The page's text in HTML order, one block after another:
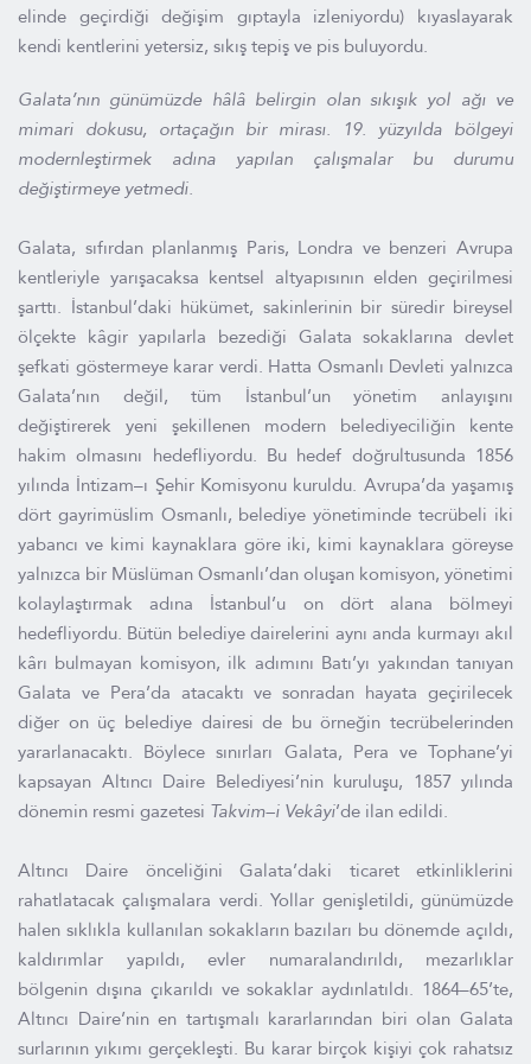
elinde geçirdiği değişim gıptayla izleniyordu) kıyaslayarak
kendi kentlerini yetersiz, sıkış tepiş ve pis buluyordu.
Galata’nın günümüzde hâlâ belirgin olan sıkışık yol ağı ve
mimari dokusu, ortaçağın bir mirası. 19. yüzyılda bölgeyi
modernleştirmek adına yapılan çalışmalar bu durumu
değiştirmeye yetmedi.
Galata, sıfırdan planlanmış Paris, Londra ve benzeri Avrupa
kentleriyle yarışacaksa kentsel altyapısının elden geçirilmesi
şarttı. İstanbul’daki hükümet, sakinlerinin bir süredir bireysel
ölçekte kâgir yapılarla bezediği Galata sokaklarına devlet
şefkati göstermeye karar verdi. Hatta Osmanlı Devleti yalnızca
Galata’nın değil, tüm İstanbul’un yönetim anlayışını
değiştirerek yeni şekillenen modern belediyeciliğin kente
hakim olmasını hedefliyordu. Bu hedef doğrultusunda 1856
yılında İntizam–ı Şehir Komisyonu kuruldu. Avrupa’da yaşamış
dört gayrimüslim Osmanlı, belediye yönetiminde tecrübeli iki
yabancı ve kimi kaynaklara göre iki, kimi kaynaklara göreyse
yalnızca bir Müslüman Osmanlı’dan oluşan komisyon, yönetimi
kolaylaştırmak adına İstanbul’u on dört alana bölmeyi
hedefliyordu. Bütün belediye dairelerini aynı anda kurmayı akıl
kârı bulmayan komisyon, ilk adımını Batı’yı yakından tanıyan
Galata ve Pera’da atacaktı ve sonradan hayata geçirilecek
diğer on üç belediye dairesi de bu örneğin tecrübelerinden
yararlanacaktı. Böylece sınırları Galata, Pera ve Tophane’yi
kapsayan Altıncı Daire Belediyesi’nin kuruluşu, 1857 yılında
dönemin resmi gazetesi Takvim–i Vekâyi’de ilan edildi.
Altıncı Daire önceliğini Galata’daki ticaret etkinliklerini
rahatlatacak çalışmalara verdi. Yollar genişletildi, günümüzde
halen sıklıkla kullanılan sokakların bazıları bu dönemde açıldı,
kaldırımlar yapıldı, evler numaralandırıldı, mezarlıklar
bölgenin dışına çıkarıldı ve sokaklar aydınlatıldı. 1864–65’te,
Altıncı Daire’nin en tartışmalı kararlarından biri olan Galata
surlarının yıkımı gerçekleşti. Bu karar birçok kişiyi çok rahatsız